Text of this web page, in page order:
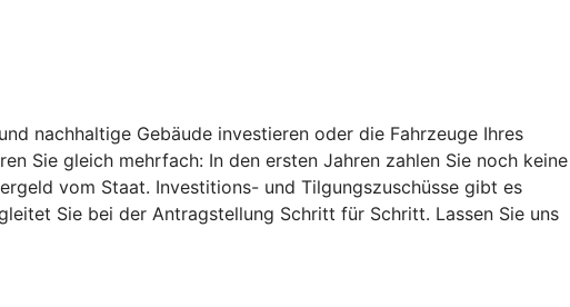
nachhaltige Gebäude investieren oder die Fahrzeuge Ihres
Sie gleich mehrfach: In den ersten Jahren zahlen Sie noch keine
vom Staat. Investitions- und Tilgungszuschüsse gibt es
Sie bei der Antragstellung Schritt für Schritt. Lassen Sie uns